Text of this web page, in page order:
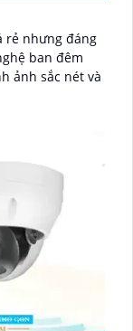
rẻ nhưng đáng
ảnh sắc nét và